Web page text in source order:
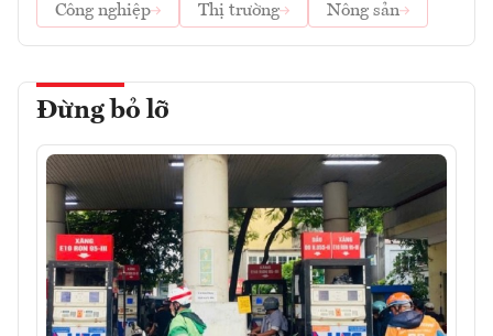
Công nghiệp
Thị trường Nông sản
Đừng bỏ lỡ